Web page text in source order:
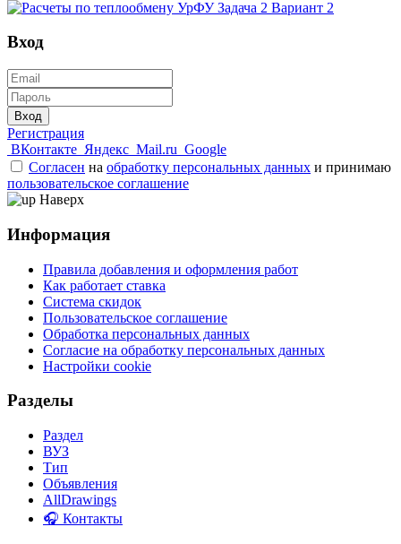
Вход
Вход
Регистрация
ВКонтакте Яндекс Mail.ru Google
Согласен на обработку персональных данных и принимаю
пользовательское соглашение
Наверх
Информация
Правила добавления и оформления работ
Как работает ставка
Система скидок
Пользовательское соглашение
Обработка персональных данных
Согласие на обработку персональных данных
Настройки cookie
Разделы
Раздел
ВУЗ
Тип
Объявления
AllDrawings
🎧 Контакты